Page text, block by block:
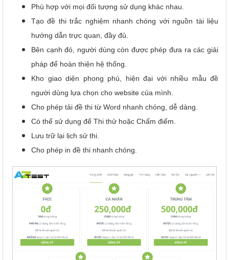
Phù hợp với mọi đối tượng sử dụng khác nhau.
Tạo đề thi trắc nghiệm nhanh chóng với nguồn tài liệu
hướng dẫn trực quan, đầy đủ.
Bên cạnh đó, người dùng còn được phép đưa ra các giải
pháp để hoàn thiện hệ thống.
Kho giao diện phong phú, hiện đại với nhiều mẫu đề
người dùng lựa chọn cho website của mình.
Cho phép tải đề thi từ Word nhanh chóng, dễ dàng.
Có thể sử dụng để Thi thử hoặc Chấm điểm.
Lưu trữ lại lịch sử thi.
Cho phép in đề thi nhanh chóng.